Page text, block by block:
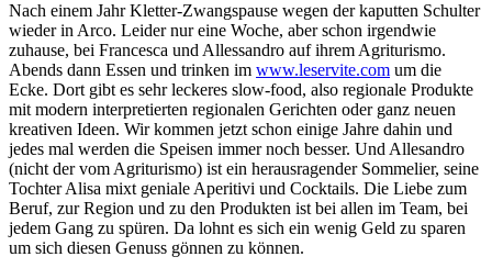
Nach einem Jahr Kletter-Zwangspause wegen der kaputten Schulter
wieder in Arco. Leider nur eine Woche, aber schon irgendwie
zuhause, bei Francesca und Allessandro auf ihrem Agriturismo.
Abends dann Essen und trinken im www.leservite.com um die
Ecke. Dort gibt es sehr leckeres slow-food, also regionale Produkte
mit modern interpretierten regionalen Gerichten oder ganz neuen
kreativen Ideen. Wir kommen jetzt schon einige Jahre dahin und
jedes mal werden die Speisen immer noch besser. Und Allesandro
(nicht der vom Agriturismo) ist ein herausragender Sommelier, seine
Tochter Alisa mixt geniale Aperitivi und Cocktails. Die Liebe zum
Beruf, zur Region und zu den Produkten ist bei allen im Team, bei
jedem Gang zu spüren. Da lohnt es sich ein wenig Geld zu sparen
um sich diesen Genuss gönnen zu können.